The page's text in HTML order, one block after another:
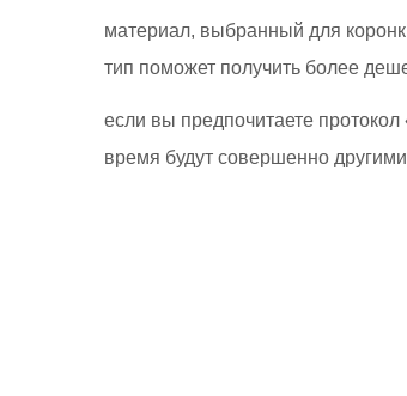
материал, выбранный для
тип поможет получить более
если вы предпочитаете
время будут совершенно другими